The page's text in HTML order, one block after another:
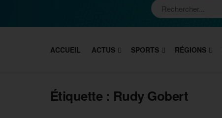
ACCUEIL ACTUS SPORTS RÉGIONS
Étiquette : Rudy Gobert